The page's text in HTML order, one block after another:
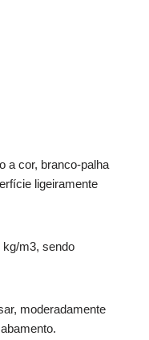
a cor, branco-palha
ligeiramente
kg/m3, sendo
moderadamente